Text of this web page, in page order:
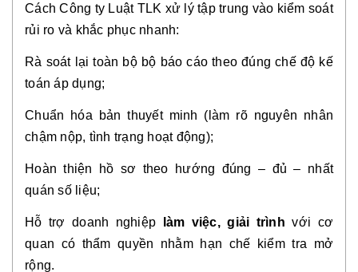
Cách Công ty Luật TLK xử lý tập trung vào kiểm soát
rủi ro và khắc phục nhanh:
Rà soát lại toàn bộ bộ báo cáo theo đúng chế độ kế
toán áp dụng;
Chuẩn hóa bản thuyết minh (làm rõ nguyên nhân
chậm nộp, tình trạng hoạt động);
Hoàn thiện hồ sơ theo hướng đúng – đủ – nhất
quán số liệu;
Hỗ trợ doanh nghiệp làm việc, giải trình với cơ
quan có thẩm quyền nhằm hạn chế kiểm tra mở
rộng.